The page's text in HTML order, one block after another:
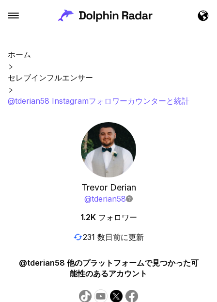
ホーム
セレブインフルエンサー
@tderian58 Instagramフォロワーカウンターと統計
Trevor Derian
@tderian58
1.2K フォロワー
231 数日前に更新
@tderian58 他のプラットフォームで見つかった可
能性のあるアカウント